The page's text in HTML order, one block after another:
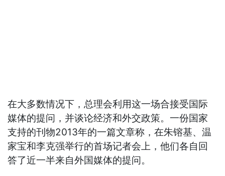
在大多数情况下，总理会利用这一场合接受国际
媒体的提问，并谈论经济和外交政策。一份国家
支持的刊物2013年的一篇文章称，在朱镕基、温
家宝和李克强举行的首场记者会上，他们各自回
答了近一半来自外国媒体的提问。